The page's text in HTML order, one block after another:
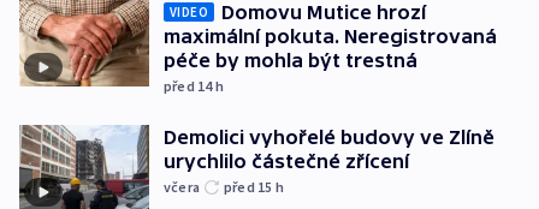
VIDEO
Domovu Mutice hrozí
maximální pokuta. Neregistrovaná
péče by mohla být trestná
před 14h
Demolici vyhořelé budovy ve Zlíně
urychlilo částečné zřícení
včera před 15 h